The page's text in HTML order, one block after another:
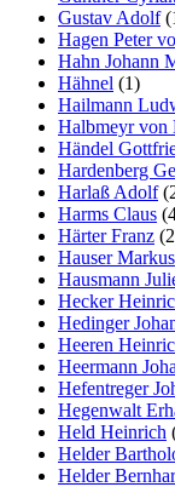
Gustav Adolf
Hagen Peter
Hahn Johann
Hähnel (1)
Hailmann
Halbmeyr von
Händel
Hardenberg
Harlaß Adolf
Harms Claus
Härter Franz
Hauser Markus
Hausmann
Hecker
Hedinger
Heeren
Heermann
Hefentreger
Hegenwalt
Held Heinrich
Helder
Helder